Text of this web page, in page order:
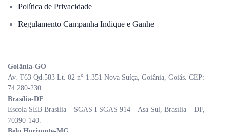
Política de Privacidade
Regulamento Campanha Indique e Ganhe
Goiânia-GO
Av. T63 Qd.583 Lt. 02 n° 1.351 Nova Suíça, Goiânia, Goiás. CEP:
74.280-230.
Brasília-DF
Escola SEB Brasília – SGAS I SGAS 914 – Asa Sul, Brasília – DF,
70390-140.